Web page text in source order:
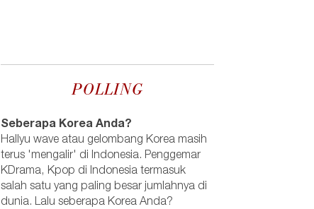
POLLING
Seberapa Korea Anda?
Hallyu wave atau gelombang Korea masih
terus 'mengalir' di Indonesia. Penggemar
KDrama, Kpop di Indonesia termasuk
salah satu yang paling besar jumlahnya di
dunia. Lalu seberapa Korea Anda?